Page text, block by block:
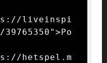
liveinspi
hetspel.m